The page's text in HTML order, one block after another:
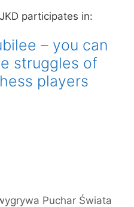
participates in:
– you can
struggles of
players
Puchar Świata